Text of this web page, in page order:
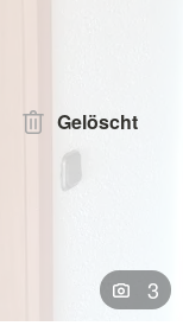
Gelöscht
3